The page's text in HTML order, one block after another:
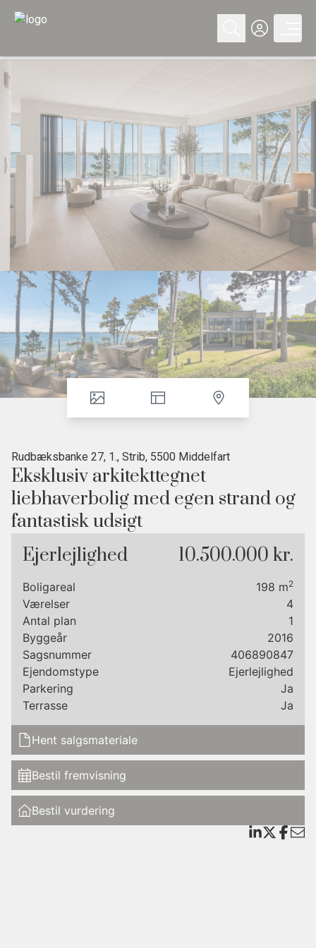
Rudbæksbanke 27, 1., Strib, 5500 Middelfart
Eksklusiv arkitekttegnet
liebhaverbolig med egen strand og
fantastisk udsigt
• Frit udsyn
• Jordvarme
Denne arkitekttegnede bolig med egen strand
henvender sig til jer, der værdsætter en enestående
vandudsigt og en bolig, hvor alt fremstår gennemført
uden behov for større opdateringer i mange år frem.
Her får I en liebhaverbolig i første række til Lillebælt,
placeret behageligt højt over vandkanten, så I kan
nyde beliggenheden uden bekymring for høj
vandstand.
Udsigten opleves gennem de imponerende gulv til loft
vinduer, der sikrer et generøst lysindfald og en
betagende panoramaudsigt over vandet og livet
omkring. Fra altanen, der fungerer som en naturlig
forlængelse af opholdsområdet og er forbundet via
Ejerlejlighed 10.500.000 kr.
Boligareal 198 m2
Værelser
4
Antal plan
1
Byggeår
2016
Sagsnummer
406890847
Ejendomstype
Ejerlejlighed
Parkering
Ja
Terrasse
Ja
Hent salgsmateriale
Bestil fremvisning
Bestil vurdering